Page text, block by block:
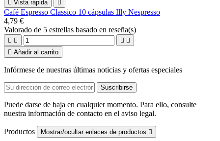
 Vista rápida 
Café Espresso Classico 10 cápsulas Illy Nespresso
4,79 €
Valorado de 5 estrellas basado en reseña(s)
   
 Añadir al carrito
Infórmese de nuestras últimas noticias y ofertas especiales
Puede darse de baja en cualquier momento. Para ello, consulte
nuestra información de contacto en el aviso legal.
Productos Mostrar/ocultar enlaces de productos 